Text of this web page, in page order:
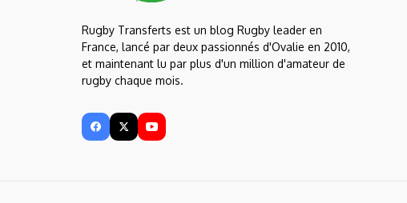
Rugby Transferts est un blog Rugby leader en
France, lancé par deux passionnés d'Ovalie en 2010,
et maintenant lu par plus d'un million d'amateur de
rugby chaque mois.